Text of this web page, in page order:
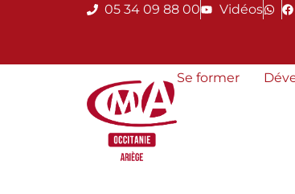
05 34 09 88 00 Vidéos
Se former